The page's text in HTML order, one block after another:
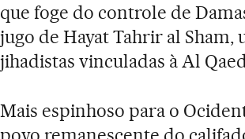
que foge do controle de
jugo de Hayat Tahrir al Sham,
jihadistas vinculadas à Al
Mais espinhoso para o